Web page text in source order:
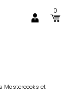
0
Mastercooks et